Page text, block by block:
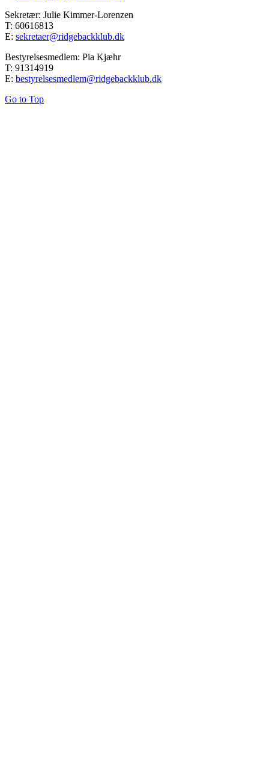
Sekretær: Julie Kimmer-Lorenzen
T: 60616813
E: sekretaer@ridgebackklub.dk
Bestyrelsesmedlem: Pia Kjæhr
T: 91314919
E: bestyrelsesmedlem@ridgebackklub.dk
Go to Top